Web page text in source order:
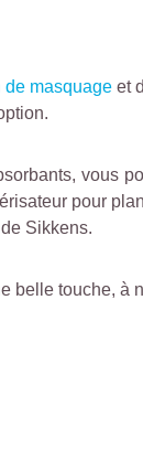
de masquage et
vous
pour
Sikkens.
belle touche, à